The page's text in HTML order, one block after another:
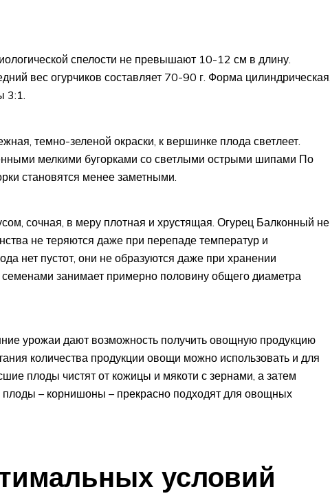
спелости не превышают 10-12 см в длину.
вес огурчиков составляет 70-90 г. Форма цилиндрическая,
3:1.
темно-зеленой окраски, к вершинке плода светлеет.
мелкими бугорками со светлыми острыми шипами По
становятся менее заметными.
сочная, в меру плотная и хрустящая. Огурец Балконный не
не теряются даже при перепаде температур и
нет пустот, они не образуются даже при хранении
занимает примерно половину общего диаметра
урожаи дают возможность получить овощную продукцию
количества продукции овощи можно использовать и для
плоды чистят от кожицы и мякоти с зернами, а затем
– корнишоны – прекрасно подходят для овощных
условий